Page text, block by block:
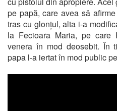
pe papă, care avea să
tras cu glonțul, alta i-a
la Fecioara Maria, pe
venera în mod deosebit. În
papa l-a iertat în mod public